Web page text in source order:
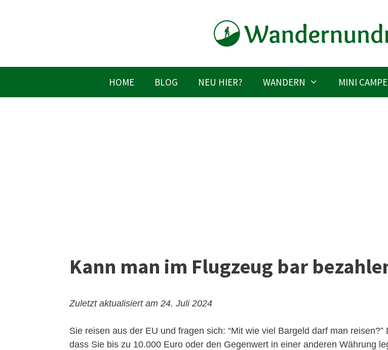
HOME BLOG NEU HIER? WANDERN MINI
Kann man im Flugzeug bar
Zuletzt aktualisiert am 24. Juli 2024
Sie reisen aus der EU und fragen sich: “Mit wie viel Bargeld darf man reisen?”
dass Sie bis zu 10.000 Euro oder den Gegenwert in einer anderen Währung